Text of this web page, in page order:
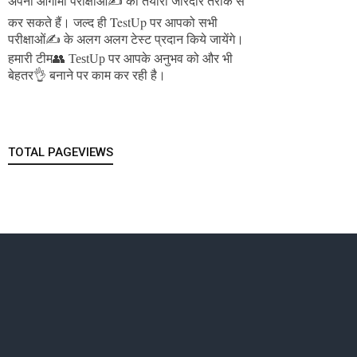
कर सकते हैं।जल्द ही TestUp पर आपको सभी
परीक्षाओं✍️ के अलग अलग टेस्ट प्रदान किये जायेंगे।
हमारी टीम👥 TestUp पर आपके अनुभव को और भी
बेहतर👌 बनाने पर काम कर रही है।
TOTAL PAGEVIEWS